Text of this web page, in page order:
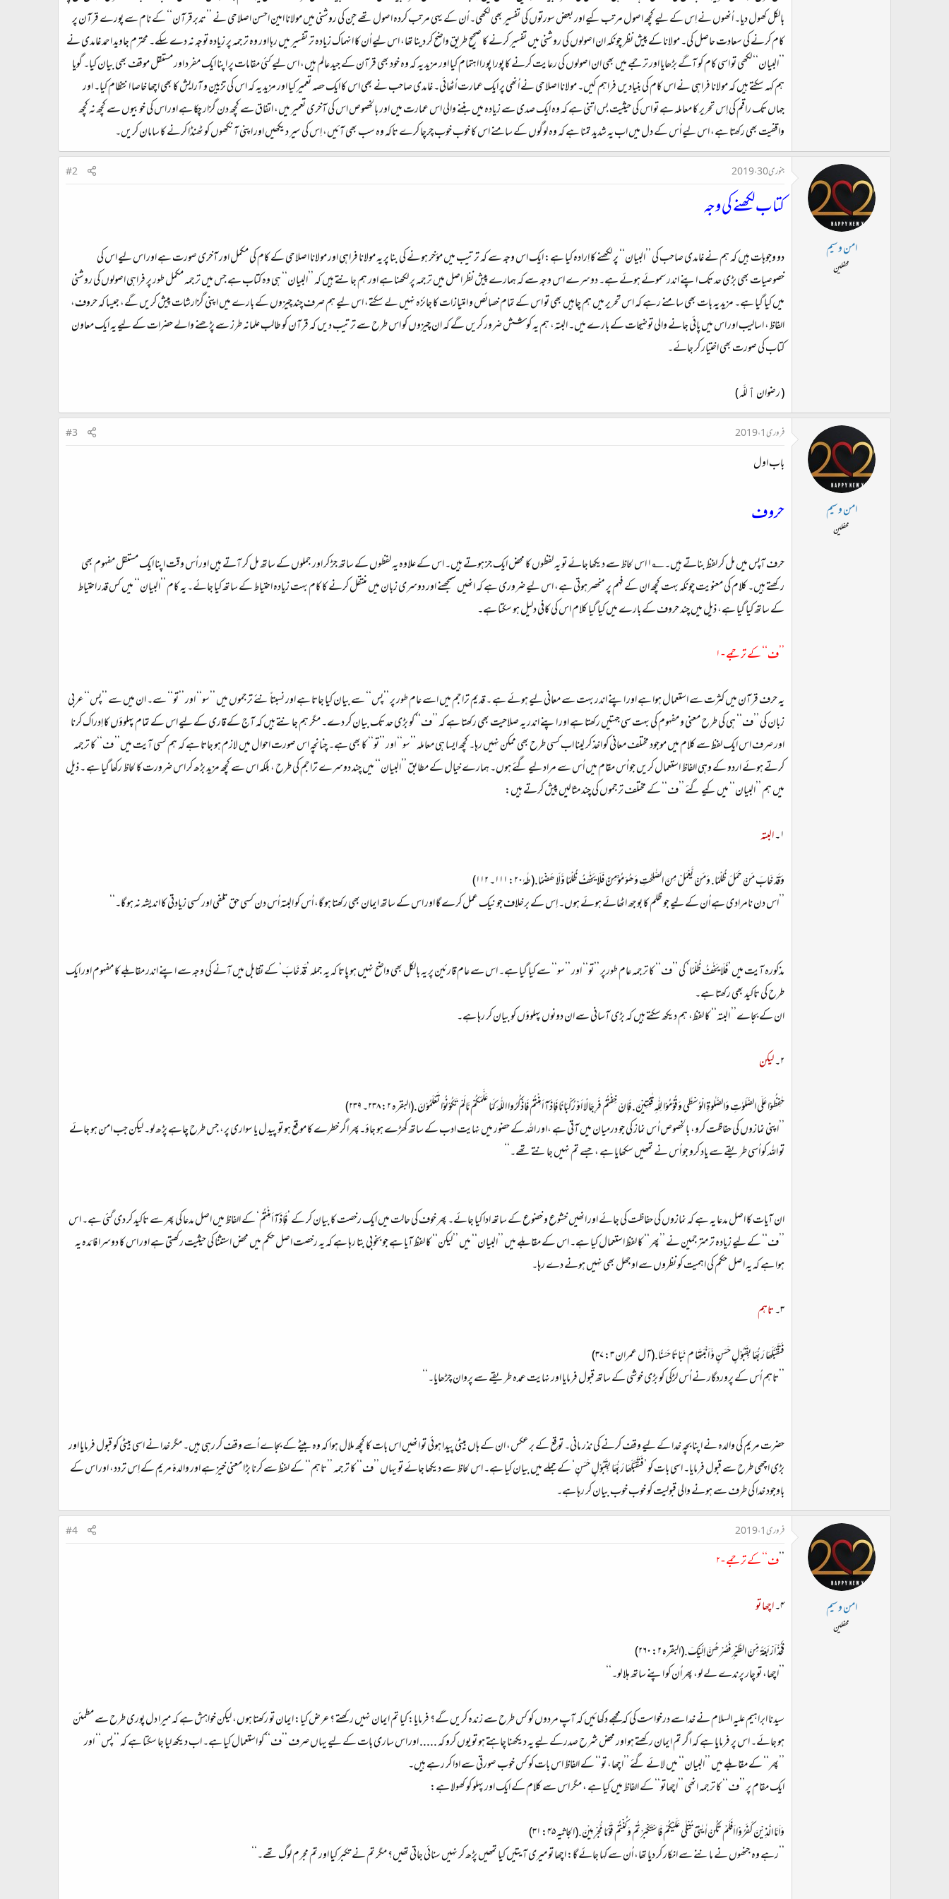
بالکل کھول دیا۔ اُنھوں نے اِس کے لیے کچھ اصول مرتب کیے اور بعض سورتوں کی تفسیر بھی لکھی۔ اُن کے یہی مرتب کردہ اصول تھے جن کی روشنی میں مولانا امین احسن اصلاحی نے ’’تدبرقرآن‘‘ کے نام سے پورے قرآن پر
کام کرنے کی سعادت حاصل کی۔ مولانا کے پیش نظر چونکہ ان اصولوں کی روشنی میں تفسیر کرنے کا صحیح طریق واضح کر دینا تھا، اس لیے اُن کا انہماک زیادہ تر تفسیر میں رہا اور وہ ترجمہ پر زیادہ توجہ نہ دے سکے۔ محترم جاوید احمد غامدی نے
’’البیان‘‘ لکھی تو اسی کام کو آگے بڑھایا اور ترجمے میں بھی ان اصولوں کی رعایت کرنے کا پورا پورا اہتمام کیا اور مزید یہ کہ وہ خود بھی قرآن کے جید عالم ہیں، اس لیے کئی مقامات پر اپنا ایک مفرد اور مستقل موقف بھی بیان کیا۔ گویا
ہم کہہ سکتے ہیں کہ مولانا فراہی نے اس کام کی بنیادیں فراہم کیں۔ مولانا اصلاحی نے اُنھی پر ایک عمارت اُٹھائی۔ غامدی صاحب نے بھی اس کا ایک حصہ تعمیر کیا اور مزید یہ کہ اس کی تزیین و آرایش کا بھی اچھا خاصا انتظام کیا۔ اور
جہاں تک راقم کی اِس تحریر کا معاملہ ہے تو اس کی حیثیت بس اتنی ہے کہ وہ ایک صدی سے زیادہ میں بننے والی اس عمارت میں اور بالخصوص اس کی آخری تعمیر میں، اتفاق سے کچھ دن گزار چکا ہے اور اس کی خوبیوں سے کچھ نہ کچھ
واقفیت بھی رکھتا ہے، اس لیے اُس کے دل میں اب یہ شدید تمنا ہے کہ وہ لوگوں کے سامنے اس کا خوب خوب چرچا کرے تاکہ وہ سب بھی آئیں، اِس کی سیر دیکھیں اور اپنی آنکھوں کو ٹھنڈا کرنے کا سامان کریں۔
امن وسیم
محفلین
جنوری 30، 2019 #2
کتاب لکھنے کی وجہ
دو وجوہات ہیں کہ ہم نے غامدی صاحب کی ’’البیان‘‘ پر لکھنے کا اِرادہ کیا ہے: ایک اس وجہ سے کہ ترتیب میں مؤخر ہونے کی بنا پر یہ مولانا فراہی اور مولانا اصلاحی کے کام کی مکمل اور آخری صورت ہے اور اس لیے اس کی
خصوصیات بھی بڑی حد تک اپنے اندر سموئے ہوئے ہے۔ دوسرے اس وجہ سے کہ ہمارے پیش نظر اصل میں ترجمہ پر لکھنا ہے اور ہم جانتے ہیں کہ ’’البیان‘‘ ہی وہ کتاب ہے جس میں ترجمہ مکمل طور پر فراہی اصولوں کی روشنی
میں کیا گیا ہے۔ مزید یہ بات بھی سامنے رہے کہ اس تحریر میں ہم چاہیں بھی تو اس کے تمام خصائص و امتیازات کا جائزہ نہیں لے سکتے، اس لیے ہم صرف چند چیزوں کے بارے میں اپنی گزارشات پیش کریں گے، جیسا که حروف،
الفاظ، اسالیب اور اس میں پائی جانے والی توضیحات کے بارے میں۔ البتہ، ہم یہ کوشش ضرور کریں گے کہ ان چیزوں کو اس طرح سے ترتیب دیں کہ قرآن کو طالب علمانہ طرز سے پڑھنے والے حضرات کے لیے یہ ایک معاون
کتاب کی صورت بھی اختیار کر جائے۔
( رضوان ٱللَّه )
امن وسیم
محفلین
فروری 1، 2019 #3
باب اول
حروف
حرف آپس میں مل کر لفظ بناتے ہیں۔۱؂ اس لحاظ سے دیکھا جائے تو یہ لفظوں کا محض ایک جز ہوتے ہیں۔ اس کے علاوہ یہ لفظوں کے ساتھ جڑ کر اور جملوں کے ساتھ مل کر آتے ہیں اور اُس وقت اپنا ایک مستقل مفہوم بھی
رکھتے ہیں۔ کلام کی معنویت چونکہ بہت کچھ ان کے فہم پر منحصر ہوتی ہے، اس لیے ضروری ہے کہ انھیں سمجھنے اور دوسری زبان میں منتقل کرنے کا کام بہت زیادہ احتیاط کے ساتھ کیا جائے۔ یہ کام ’’البیان‘‘ میں کس قدر احتیاط
کے ساتھ کیا گیا ہے، ذیل میں چند حروف کے بارے میں کیا گیا کلام اس کی کافی دلیل ہو سکتا ہے۔
’’ف‘‘ کے ترجمے - ۱
یہ حرف قرآن میں کثرت سے استعمال ہوا ہے اور اپنے اندر بہت سے معانی لیے ہوئے ہے ۔ قدیم تراجم میں اسے عام طور پر ’’پس‘‘ سے بیان کیا جاتا ہے اور نسبتاً نئے ترجموں میں ’’سو‘‘ اور ’’تو‘‘ سے۔ ان میں سے ’’پس‘‘ عربی
زبان کی ’’ف‘‘ ہی کی طرح معنی و مفہوم کی بہت سی جہتیں رکھتا ہے اور اپنے اندر یہ صلاحیت بھی رکھتا ہے کہ ’’ف‘‘ کو بڑی حد تک بیان کر دے۔ مگر ہم جانتے ہیں کہ آج کے قاری کے لیے اس کے تمام پہلوؤں کا اِدراک کرنا
اور صرف اس ایک لفظ سے کلام میں موجود مختلف معانی کو اخذ کر لینا اب کسی طرح بھی ممکن نہیں رہا۔ کچھ ایسا ہی معاملہ ’’سو‘‘ اور ’’تو‘‘ کا بھی ہے۔ چنانچہ اس صورت احوال میں لازم ہو جاتا ہے کہ ہم کسی آیت میں’’ ف‘‘ کا ترجمہ
کرتے ہوئے اردو کے وہی الفاظ استعمال کریں جو اُس مقام میں اُس سے مراد لیے گئے ہوں۔ ہمارے خیال کے مطابق ’’البیان‘‘ میں چند دوسرے تراجم کی طرح ، بلکہ اس سے کچھ مزید بڑھ کر اس ضرورت کا لحاظ رکھا گیا ہے ۔ ذیل
میں ہم ’’البیان‘‘ میں کیے گئے ’’ف‘‘ کے مختلف ترجموں کی چند مثالیں پیش کرتے ہیں:
۱۔ البتہ
وَقَدْ خَابَ مَنْ حَمَلَ ظُلْمًا. وَمَنْ یَّعْمَلْ مِنَ الصّٰلِحٰتِ وَھُوَ مُؤْمِنٌ فَلَا یَخٰفُ ظُلْمًا وَّلَا ھَضْمًا.(طٰہٰ۲۰: ۱۱۱۔ ۱۱۲)
’’اس دن نامرادی ہے اُن کے لیے جو ظلم کا بوجھ اٹھائے ہوئے ہوں۔ اِس کے برخلاف جو نیک عمل کرے گا اور اس کے ساتھ ایمان بھی رکھتا ہو گا، اُس کو البتہ اُس دن کسی حق تلفی اور کسی زیادتی کا اندیشہ نہ ہو گا۔‘‘
مذکورہ آیت میں ’فَلَا یَخٰفُ ظُلْمًا‘ کی ’’ف‘‘ کا ترجمہ عام طورپر ’’تو‘‘ اور ’’سو‘‘ سے کیا گیا ہے۔ اس سے عام قارئین پر یہ بالکل بھی واضح نہیں ہو پاتا کہ یہ جملہ ’قَدْ خَابَ‘ کے تقابل میں آنے کی وجہ سے اپنے اندر مقابلے کا مفہوم اور ایک
طرح کی تاکید بھی رکھتا ہے۔
ان کے بجاے’’ البتہ‘‘ کا لفظ، ہم دیکھ سکتے ہیں کہ بڑی آسانی سے ان دونوں پہلوؤں کو بیان کر رہا ہے۔
۲۔ لیکن
حٰفِظُوْا عَلَی الصَّلَوٰتِ وَالصَّلٰوۃِ الْوُسْطٰی وَقُوْمُوْا لِلّٰہِ قٰنِتِیْنَ. فَاِنْ خِفْتُمْ فَرِجَالًا اَوْ رُکْبَانًا فَاِذَآ اَمِنْتُمْ فَاذْکُرُوا اللّٰہَ کَمَا عَلَّمَکُمْْ مَّالَمْ تَکُوْنُوْا تَعْلَمُوْنَ.(البقرہ ۲: ۲۳۸۔ ۲۳۹)
’’اپنی نمازوں کی حفاظت کرو، بالخصوص اُ س نماز کی جو درمیان میں آتی ہے ،اور اللہ کے حضور میں نہایت ادب کے ساتھ کھڑے ہو جاؤ۔پھر اگر خطرے کا موقع ہو تو پیدل یا سواری پر، جس طرح چاہے پڑھ لو۔ لیکن جب امن ہو جائے
تو اللہ کو اُسی طریقے سے یاد کرو جو اُس نے تمھیں سکھایا ہے ، جسے تم نہیں جانتے تھے۔‘‘
ان آیات کا اصل مدعا یہ ہے کہ نمازوں کی حفاظت کی جائے اور انھیں خشوع و خضوع کے ساتھ ادا کیا جائے۔ پھر خوف کی حالت میں ایک رخصت کا بیان کر کے ’فَاِذَآ اَمِنْتُمْ‘ کے الفاظ میں اصل مدعا کی پھر سے تاکید کر دی گئی ہے۔ اس
’’ف‘‘ کے لیے زیادہ تر مترجمین نے ’’پھر‘‘ کا لفظ استعمال کیا ہے۔ اس کے مقابلے میں ’’البیان‘‘ میں ’’لیکن‘‘ کا لفظ آیا ہے جو بخوبی بتا رہا ہے کہ یہ رخصت اصل حکم میں محض استثنا کی حیثیت رکھتی ہے اور اس کا دوسرا فائدہ یہ
ہوا ہے کہ یہ اصل حکم کی اہمیت کو نظروں سے اوجھل بھی نہیں ہونے دے رہا۔
۳۔ تاہم
فَتَقَبَّلَھَا رَبُّھَا بِقَبُوْلٍ حَسَنٍ وَّ اَنْبَتَھَا م نَبَاتًا حَسَنًا.(آل عمران ۳: ۳۷)
’’تاہم اُس کے پروردگار نے اُس لڑکی کو بڑی خوشی کے ساتھ قبول فرمایا اور نہایت عمدہ طریقے سے پروان چڑھایا۔‘‘
حضرت مریم کی والدہ نے اپنا بچہ خدا کے لیے وقف کرنے کی نذر مانی۔ توقع کے برعکس، ان کے ہاں بیٹی پیدا ہوئی تو انھیں اس بات کا کچھ ملال ہوا که وہ بیٹے کے بجاے اُسے وقف کر رہی ہیں۔ مگر خدا نے اسی بیٹی کو قبول فرمایا اور
بڑی اچھی طرح سے قبول فرمایا۔ اسی بات کو ’فَتَقَبَّلَھَا رَبُّھَا بِقَبُوْلٍ حَسَنٍ‘ کے جملے میں بیان کیا ہے۔ اس لحاظ سے دیکھا جائے تو یہاں ’’ف‘‘ کا ترجمہ ’’تاہم‘‘ کے لفظ سے کرنا بڑا معنی خیز ہے اور والدۂ مریم کے اِس تردد، اور اس کے
باوجود خدا کی طرف سے ہونے والی قبولیت کو خوب خوب بیان کر رہا ہے۔
امن وسیم
محفلین
فروری 1، 2019 #4
ف‘‘ کے ترجمے - ۲
۴۔ اچھا تو
فَخُذْ اَرْبَعَۃً مِّنَ الطَّیْرِ فَصُرْھُنَّ اِلَیْکَ.(البقرہ ۲: ۲۶۰)
’’اچھا، تو چار پرندے لے لو، پھر اُن کو اپنے ساتھ ہلا لو۔‘‘
سیدنا ابراہیم علیہ السلام نے خدا سے درخواست کی کہ مجھے دکھائیں کہ آپ مردوں کو کس طرح سے زندہ کریں گے؟ فرمایا: کیا تم ایمان نہیں رکھتے ؟ عرض کیا: ایمان تو رکھتا ہوں، لیکن خواہش ہے کہ میرا دل پوری طرح سے مطمئن
ہو جائے۔ اس پر فرمایا ہے کہ اگر تم ایمان رکھتے ہو اور محض شرح صدرکے لیے یہ دیکھنا چاہتے ہو تو یوں کرو کہ ..... اور اس ساری بات کے لیے یہاں صرف ’’ف‘‘ کو استعمال کیا ہے۔ اب دیکھ لیا جا سکتا ہے کہ ’’ پس‘‘ اور
’’پھر‘‘ کے مقابلے میں ’’البیان‘‘ میں لائے گئے ’’اچھا، تو‘‘ کے الفاظ اس بات کو کس خوب صورتی سے ادا کر رہے ہیں۔
ایک مقام پر ’’ف‘‘ کا ترجمہ انھی ’’اچھاتو‘‘ کے الفاظ میں کیا ہے ، مگر اس سے کلام کے ایک اور پہلو کو کھولا ہے:
وَاَمَّا الَّذِیْنَ کَفَرُوْا اَفَلَمْ تَکُنْ اٰیٰتِیْ تُتْلٰی عَلَیْکُمْ فَاسْتَکْبَرْتُمْ وَکُنْتُمْ قَوْمًا مُّجْرِمِیْنَ.(الجاثیہ ۴۵: ۳۱)
’’رہے وہ جنھوں نے ماننے سے انکار کر دیا تھا، اُن سے کہا جائے گا: اچھا تو میری آیتیں کیا تمھیں پڑھ کر نہیں سنائی جاتی تھیں؟ مگر تم نے تکبر کیا اور تم مجرم لوگ تھے۔‘‘